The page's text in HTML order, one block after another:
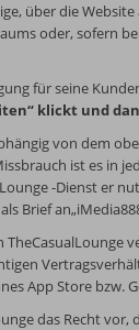
über die
oder, sofern
für seine
klickt und
von dem
ist es in
-Dienst er
Brief
App Store bzw.
das Recht